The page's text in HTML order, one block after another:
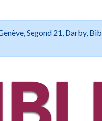
Segond 21, Darby,